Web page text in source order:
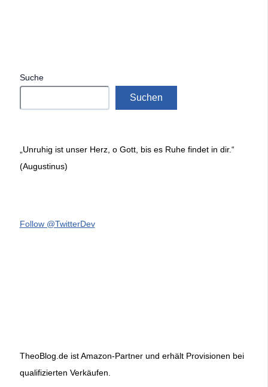
Suche
Suchen
„Unruhig ist unser Herz, o Gott, bis es Ruhe findet in dir.“
(Augustinus)
Follow @TwitterDev
TheoBlog.de ist Amazon-Partner und erhält Provisionen bei
qualifizierten Verkäufen.